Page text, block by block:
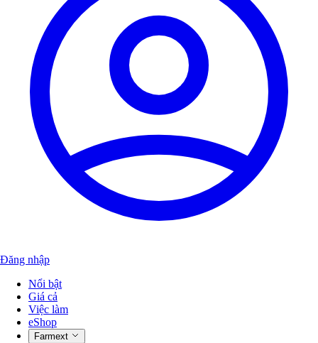
Đăng nhập
Nổi bật
Giá cả
Việc làm
eShop
Farmext